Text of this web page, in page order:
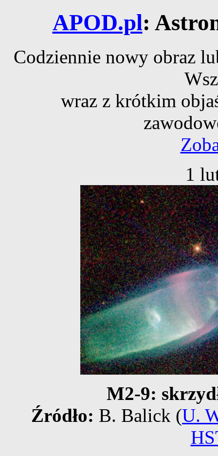
APOD.pl:
Codziennie nowy obraz
wraz z krótkim
1
M2-9:
Źródło: B. Balick (U.